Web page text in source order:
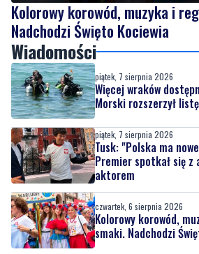
Kolorowy korowód, muzyka i
Nadchodzi Święto Kociewia
Wiadomości
piątek, 7 sierpnia 2026
Więcej wraków
Morski rozszerzył
piątek, 7 sierpnia 2026
Tusk: "Polska ma
Premier spotkał się z
aktorem
czwartek, 6 sierpnia 2026
Kolorowy korowód,
smaki. Nadchodzi